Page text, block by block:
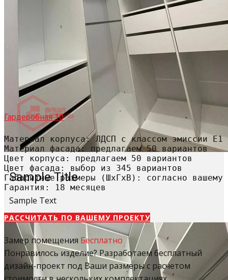
Sample Title
Sample Text
Гардеробная 10
Материал корпуса: ЛДСП с классом эмиссии Е1
Материал фасада: предлагаем 50 вариантов
Цвет корпуса: предлагаем 50 вариантов
Цвет фасада: выбор из 345 вариантов
Габаритные размеры (ШхГхВ): согласно вашему
Гарантия: 18 месяцев
РАССЧИТАТЬ​ ПО ВАШЕМУ ПРОЕКТУ
Замер помещения Бесплатно
Понравилось изделие? Разработаем бесплатный
дизайн-проект под Ваши размеры с расчетом